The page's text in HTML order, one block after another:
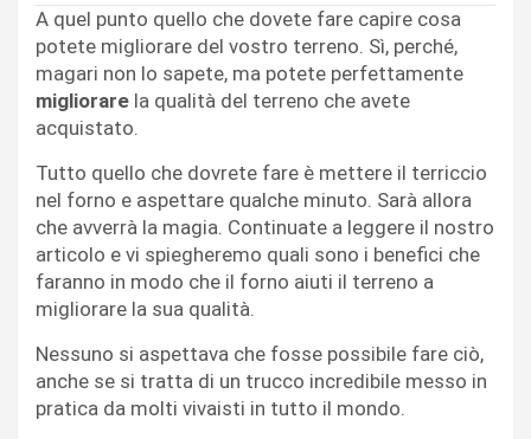
A quel punto quello che dovete fare capire cosa
potete migliorare del vostro terreno. Sì, perché,
magari non lo sapete, ma potete perfettamente
migliorare la qualità del terreno che avete
acquistato.
Tutto quello che dovrete fare è mettere il terriccio
nel forno e aspettare qualche minuto. Sarà allora
che avverrà la magia. Continuate a leggere il nostro
articolo e vi spiegheremo quali sono i benefici che
faranno in modo che il forno aiuti il terreno a
migliorare la sua qualità.
Nessuno si aspettava che fosse possibile fare ciò,
anche se si tratta di un trucco incredibile messo in
pratica da molti vivaisti in tutto il mondo.